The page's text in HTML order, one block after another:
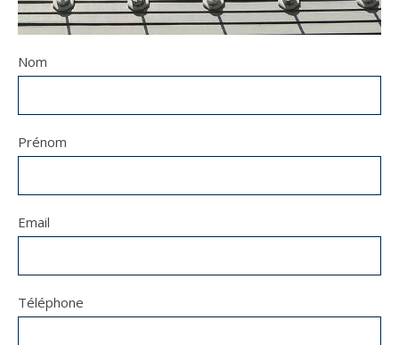
Nom
Prénom
Email
Téléphone